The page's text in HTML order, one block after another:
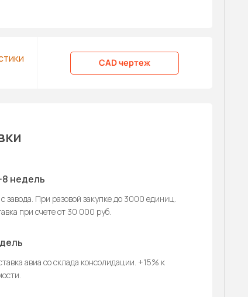
CAD чертеж
недель
завода. При разовой закупке до 3000 единиц.
при счете от 30 000 руб.
авиа со склада консолидации. +15% к